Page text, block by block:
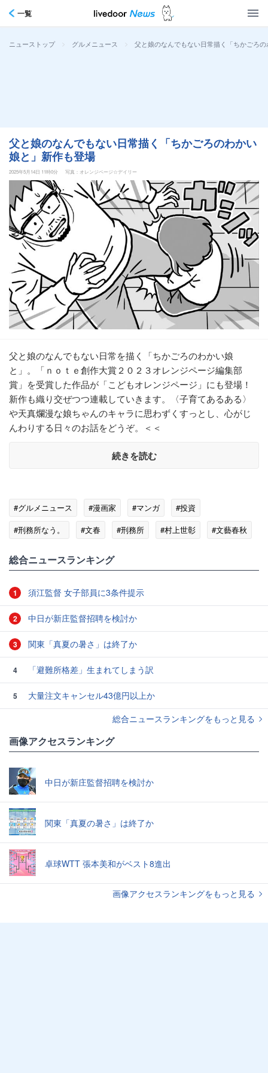
一覧
ニューストップ > グルメニュース > 父と娘のなんでもない日常描く「ちかごろ
父と娘のなんでもない日常描く「ちかごろのわかい
娘と」新作も登場
2025年5月14日 11時0分 写真：オレンジページ☆デイリー
父と娘のなんでもない日常を描く「ちかごろのわかい娘
と」。「ｎｏｔｅ創作大賞２０２３オレンジページ編集部
賞」を受賞した作品が「こどもオレンジページ」にも登場！
新作も織り交ぜつつ連載していきます。〈子育てあるある〉
や天真爛漫な娘ちゃんのキャラに思わずくすっとし、心がじ
んわりする日々のお話をどうぞ。＜＜
続きを読む
#グルメニュース #漫画家 #マンガ
#投資
#刑務所なう。
#文春 #刑務所 #村上世彰 #文藝春秋
総合ニュースランキング
1 須江監督 女子部員に3条件提示
2 中日が新庄監督招聘を検討か
3 関東「真夏の暑さ」は終了か
4 「避難所格差」生まれてしまう訳
5
大量注文キャンセル43億円以上か
総合ニュースランキングをもっと見る
画像アクセスランキング
中日が新庄監督招聘を検討か
関東「真夏の暑さ」は終了か
卓球WTT 張本美和がベスト8進出
画像アクセスランキングをもっと見る